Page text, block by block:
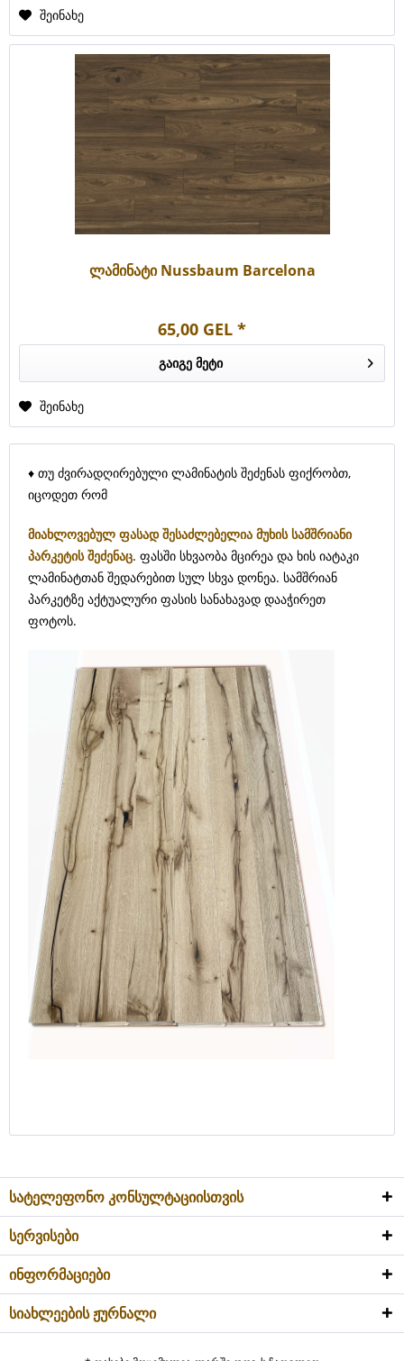
შეინახე
ლამინატი Nussbaum Barcelona
65,00 GEL *
გაიგე მეტი
შეინახე
♦ თუ ძვირადღირებული ლამინატის შეძენას ფიქრობთ,
იცოდეთ რომ
მიახლოვებულ ფასად შესაძლებელია მუხის სამშრიანი
პარკეტის შეძენაც. ფასში სხვაობა მცირეა და ხის იატაკი
ლამინატთან შედარებით სულ სხვა დონეა. სამშრიან
პარკეტზე აქტუალური ფასის სანახავად დააჭირეთ
ფოტოს.
სატელეფონო კონსულტაციისთვის
სერვისები
ინფორმაციები
სიახლეების ჟურნალი